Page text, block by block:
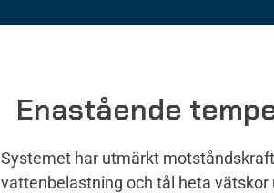
Enastående
Systemet har utmärkt
vattenbelastning och tål heta vätskor